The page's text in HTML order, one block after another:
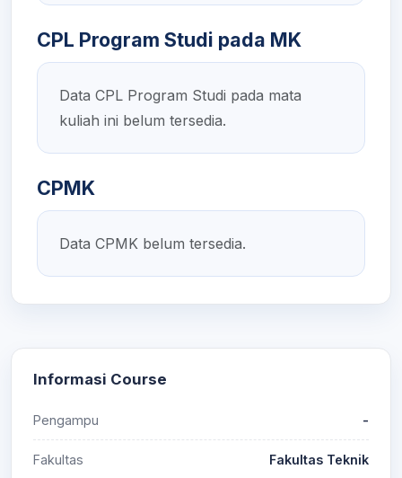
CPL Program Studi pada MK
Data CPL Program Studi pada mata
kuliah ini belum tersedia.
CPMK
Data CPMK belum tersedia.
Informasi Course
Pengampu -
Fakultas Fakultas Teknik